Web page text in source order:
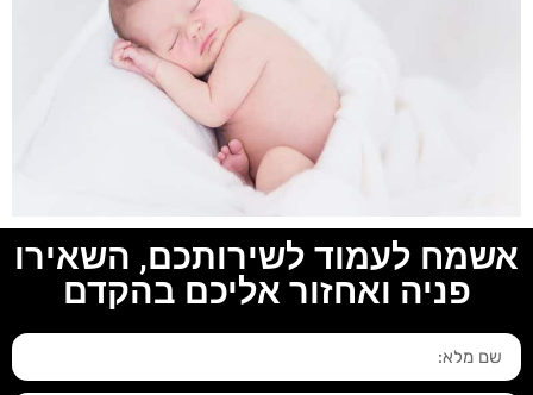
אשמח לעמוד לשירותכם, השאירו
פניה ואחזור אליכם בהקדם​